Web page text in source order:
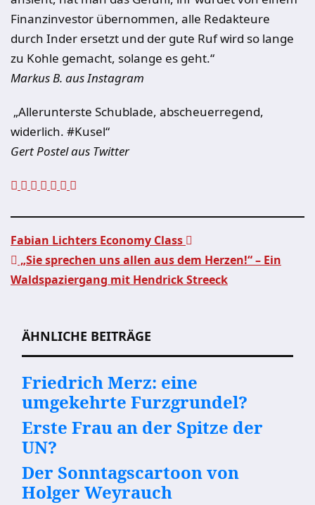
Finanzinvestor übernommen, alle Redakteure
durch Inder ersetzt und der gute Ruf wird so lange
zu Kohle gemacht, solange es geht.“
Markus B. aus Instagram
„Allerunterste Schublade, abscheuerregend,
widerlich. #Kusel“
Gert Postel aus Twitter
Beitragsnavigation
Fabian Lichters Economy Class
„Sie sprechen uns allen aus dem Herzen!“ – Ein
Waldspaziergang mit Hendrick Streeck
ÄHNLICHE BEITRÄGE
Friedrich Merz: eine
umgekehrte Furzgrundel?
Erste Frau an der Spitze der
UN?
Der Sonntagscartoon von
Holger Weyrauch